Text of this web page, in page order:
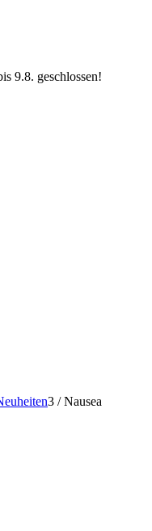
9.8. geschlossen!
3 / Nausea